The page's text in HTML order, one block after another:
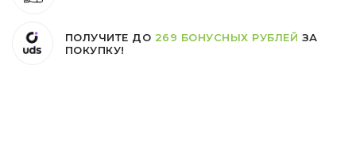
ПОЛУЧИТЕ ДО 269 БОНУСНЫХ РУБЛЕЙ ЗА
ПОКУПКУ!